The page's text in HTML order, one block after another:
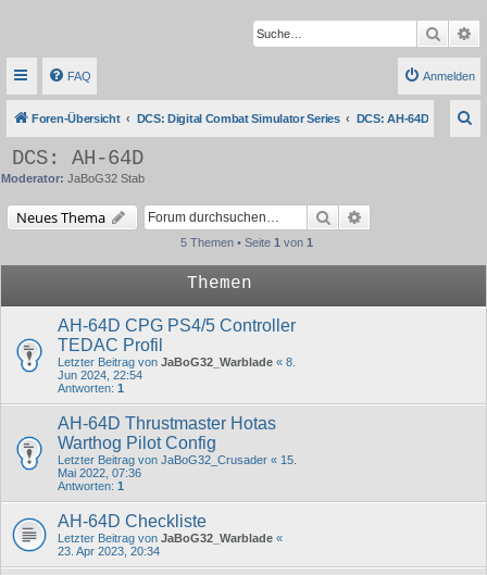
Suche
FAQ Anmelden
Foren-Übersicht DCS: Digital Combat Simulator Series DCS: AH-64D
DCS: AH-64D
Moderator: JaBoG32 Stab
Neues Thema Suche
5 Themen • Seite 1 von 1
Themen
AH-64D CPG PS4/5 Controller
TEDAC Profil
Letzter Beitrag von JaBoG32_Warblade « 8.
Jun 2024, 22:54
Antworten: 1
AH-64D Thrustmaster Hotas
Warthog Pilot Config
Letzter Beitrag von JaBoG32_Crusader « 15.
Mai 2022, 07:36
Antworten: 1
AH-64D Checkliste
Letzter Beitrag von JaBoG32_Warblade «
23. Apr 2023, 20:34